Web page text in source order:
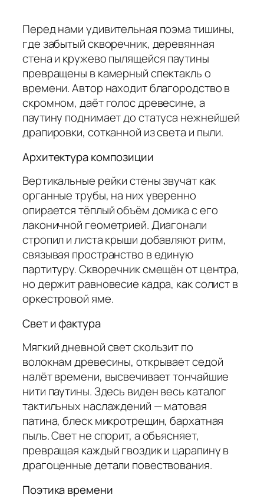
Перед нами удивительная поэма тишины,
где забытый скворечник, деревянная
стена и кружево пылящейся паутины
превращены в камерный спектакль о
времени. Автор находит благородство в
скромном, даёт голос древесине, а
паутину поднимает до статуса нежнейшей
драпировки, сотканной из света и пыли.
Архитектура композиции
Вертикальные рейки стены звучат как
органные трубы, на них уверенно
опирается тёплый объём домика с его
лаконичной геометрией. Диагонали
стропил и листа крыши добавляют ритм,
связывая пространство в единую
партитуру. Скворечник смещён от центра,
но держит равновесие кадра, как солист в
оркестровой яме.
Свет и фактура
Мягкий дневной свет скользит по
волокнам древесины, открывает седой
налёт времени, высвечивает тончайшие
нити паутины. Здесь виден весь каталог
тактильных наслаждений — матовая
патина, блеск микротрещин, бархатная
пыль. Свет не спорит, а объясняет,
превращая каждый гвоздик и царапину в
драгоценные детали повествования.
Поэтика времени